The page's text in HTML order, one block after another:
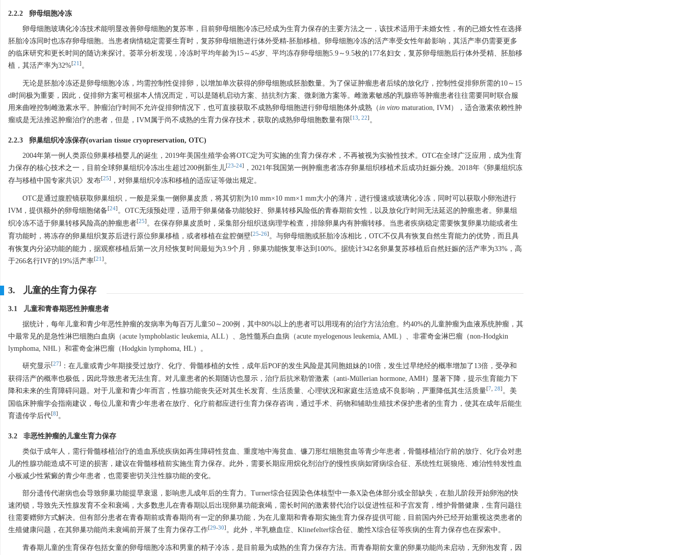
2.2.2 卵母细胞冷冻
卵母细胞玻璃化冷冻技术能明显改善卵母细胞的复苏率，目前卵母细胞冷冻已经成为生育力保存的主要方法之一，该技术适用于未婚女性，有的已婚女性在选择
胚胎冷冻同时也冻存卵母细胞。当患者病情稳定需要生育时，复苏卵母细胞进行体外受精-胚胎移植。卵母细胞冷冻的活产率受女性年龄影响，其活产率仍需要更多
的临床研究和更长时间的随访来探讨。荟萃分析发现，冷冻时平均年龄为15～45岁、平均冻存卵母细胞5.9～9.5枚的177名妇女，复苏卵母细胞后行体外受精、胚胎移
植，其活产率为32%[21] 。
无论是胚胎冷冻还是卵母细胞冷冻，均需控制性促排卵，以增加单次获得的卵母细胞或胚胎数量。为了保证肿瘤患者后续的放化疗，控制性促排卵所需的10～15
d时间极为重要，因此，促排卵方案可根据本人情况而定，可以是随机启动方案、拮抗剂方案、微刺激方案等。雌激素敏感的乳腺癌等肿瘤患者往往需要同时联合服
用来曲唑控制雌激素水平。肿瘤治疗时间不允许促排卵情况下，也可直接获取不成熟卵母细胞进行卵母细胞体外成熟（in vitro maturation, IVM），适合激素依赖性肿
瘤或是无法推迟肿瘤治疗的患者，但是，IVM属于尚不成熟的生育力保存技术，获取的成熟卵母细胞数量有限[13, 22] 。
2.2.3 卵巢组织冷冻保存(ovarian tissue cryopreservation, OTC)
2004年第一例人类原位卵巢移植婴儿的诞生，2019年美国生殖学会将OTC定为可实施的生育力保存术，不再被视为实验性技术。OTC在全球广泛应用，成为生育
力保存的核心技术之一，目前全球卵巢组织冷冻出生超过200例新生儿[23-24]
，2021年我国第一例肿瘤患者冻存卵巢组织移植术后成功妊娠分娩。2018年《卵巢组织冻
存与移植中国专家共识》发布[25] ，对卵巢组织冷冻和移植的适应证等做出规定。
OTC是通过腹腔镜获取卵巢组织，一般是采集一侧卵巢皮质，将其切割为10 mm×10 mm×1 mm大小的薄片，进行慢速或玻璃化冷冻，同时可以获取小卵泡进行
IVM，提供额外的卵母细胞储备[24] 。OTC无须预处理，适用于卵巢储备功能较好、卵巢转移风险低的青春期前女性，以及放化疗时间无法延迟的肿瘤患者。卵巢组
织冷冻不适于卵巢转移风险高的肿瘤患者[25] 。在保存卵巢皮质时，采集部分组织送病理学检查，排除卵巢内有肿瘤转移。当患者疾病稳定需要恢复卵巢功能或者生
育功能时，将冻存的卵巢组织复苏后进行原位卵巢移植，或者移植在盆腔侧壁[25-26] 。与卵母细胞或胚胎冷冻相比，OTC不仅具有恢复自然生育能力的优势，而且具
有恢复内分泌功能的能力，据观察移植后第一次月经恢复时间最短为3.9个月，卵巢功能恢复率达到100%。据统计342名卵巢复苏移植后自然妊娠的活产率为33%，高
于266名行IVF的19%活产率[21] 。
3. 儿童的生育力保存
3.1 儿童和青春期恶性肿瘤患者
据统计，每年儿童和青少年恶性肿瘤的发病率为每百万儿童50～200例，其中80%以上的患者可以用现有的治疗方法治愈。约40%的儿童肿瘤为血液系统肿瘤，其
中最常见的是急性淋巴细胞白血病（acute lymphoblastic leukemia, ALL）、急性髓系白血病（acute myelogenous leukemia, AML）、非霍奇金淋巴瘤（non-Hodgkin
lymphoma, NHL）和霍奇金淋巴瘤（Hodgkin lymphoma, HL）。
研究显示[27]
：在儿童或青少年期接受过放疗、化疗、骨髓移植的女性，成年后POF的发生风险是其同胞姐妹的10倍，发生过早绝经的概率增加了13倍，受孕和
获得活产的概率也极低，因此导致患者无法生育。对儿童患者的长期随访也显示，治疗后抗米勒管激素（anti-Müllerian hormone, AMH）显著下降，提示生育能力下
降和未来的生育障碍问题。对于儿童和青少年而言，性腺功能丧失还对其生长发育、生活质量、心理状况和家庭生活造成不良影响，严重降低其生活质量[7, 28] 。美
国临床肿瘤学会指南建议，每位儿童和青少年患者在放疗、化疗前都应进行生育力保存咨询，通过手术、药物和辅助生殖技术保护患者的生育力，使其在成年后能生
育遗传学后代[8] 。
3.2 非恶性肿瘤的儿童生育力保存
类似于成年人，需行骨髓移植治疗的造血系统疾病如再生障碍性贫血、重度地中海贫血、镰刀形红细胞贫血等青少年患者，骨髓移植治疗前的放疗、化疗会对患
儿的性腺功能造成不可逆的损害，建议在骨髓移植前实施生育力保存。此外，需要长期应用烷化剂治疗的慢性疾病如肾病综合征、系统性红斑狼疮、难治性特发性血
小板减少性紫癜的青少年患者，也需要密切关注性腺功能的变化。
部分遗传代谢病也会导致卵巢功能提早衰退，影响患儿成年后的生育力。Turner综合征因染色体核型中一条X染色体部分或全部缺失，在胎儿阶段开始卵泡的快
速闭锁，导致先天性腺发育不全和衰竭，大多数患儿在青春期以后出现卵巢功能衰竭，需长时间的激素替代治疗以促进性征和子宫发育，维护骨骼健康，生育问题往
往需要赠卵方式解决。但有部分患者在青春期前或青春期尚有一定的卵巢功能，为在儿童期和青春期实施生育力保存提供可能，目前国内外已经开始重视这类患者的
生殖健康问题，在其卵巢功能尚未衰竭前开展了生育力保存工作[29-30] 。此外，半乳糖血症、Klinefelter综合征、脆性X综合征等疾病的生育力保存也在探索中。
青春期儿童的生育保存包括女童的卵母细胞冷冻和男童的精子冷冻，是目前最为成熟的生育力保存方法。而青春期前女童的卵巢功能尚未启动，无卵泡发育，因